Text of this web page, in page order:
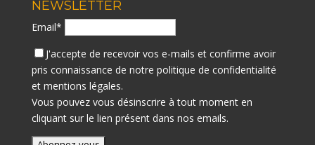
NEWSLETTER
Email*
J'accepte de recevoir vos e-mails et confirme avoir
pris connaissance de notre politique de confidentialité
et mentions légales.
Vous pouvez vous désinscrire à tout moment en
cliquant sur le lien présent dans nos emails.